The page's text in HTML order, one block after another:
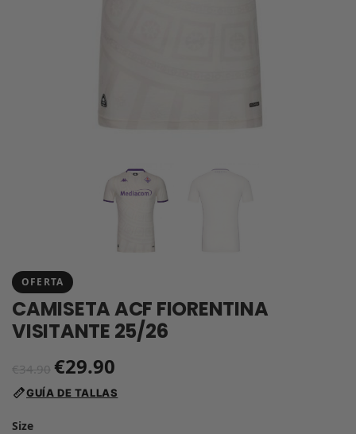
OFERTA
CAMISETA ACF FIORENTINA
VISITANTE 25/26
€34.90 €29.90
GUÍA DE TALLAS
Size